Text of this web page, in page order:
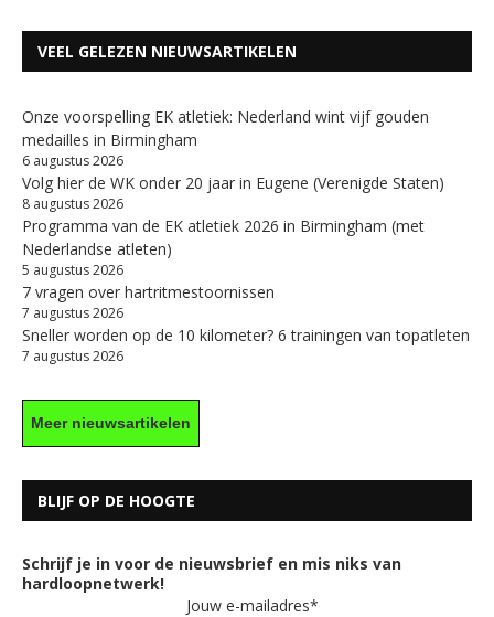
VEEL GELEZEN NIEUWSARTIKELEN
Onze voorspelling EK atletiek: Nederland wint vijf gouden
medailles in Birmingham
6 augustus 2026
Volg hier de WK onder 20 jaar in Eugene (Verenigde Staten)
8 augustus 2026
Programma van de EK atletiek 2026 in Birmingham (met
Nederlandse atleten)
5 augustus 2026
7 vragen over hartritmestoornissen
7 augustus 2026
Sneller worden op de 10 kilometer? 6 trainingen van topatleten
7 augustus 2026
Meer nieuwsartikelen
BLIJF OP DE HOOGTE
Schrijf je in voor de nieuwsbrief en mis niks van
hardloopnetwerk!
Jouw e-mailadres*